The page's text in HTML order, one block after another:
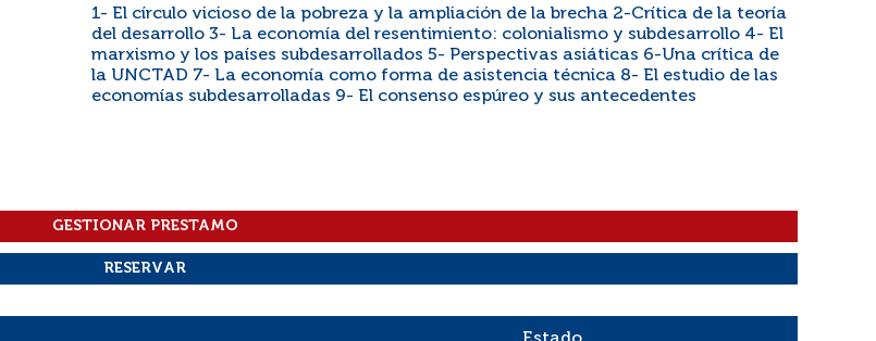
1- El círculo vicioso de la pobreza y la ampliación de la brecha 2-Crítica de la teoría
del desarrollo 3- La economía del resentimiento: colonialismo y subdesarrollo 4- El
marxismo y los países subdesarrollados 5- Perspectivas asiáticas 6-Una crítica de
la UNCTAD 7- La economía como forma de asistencia técnica 8- El estudio de las
economías subdesarrolladas 9- El consenso espúreo y sus antecedentes